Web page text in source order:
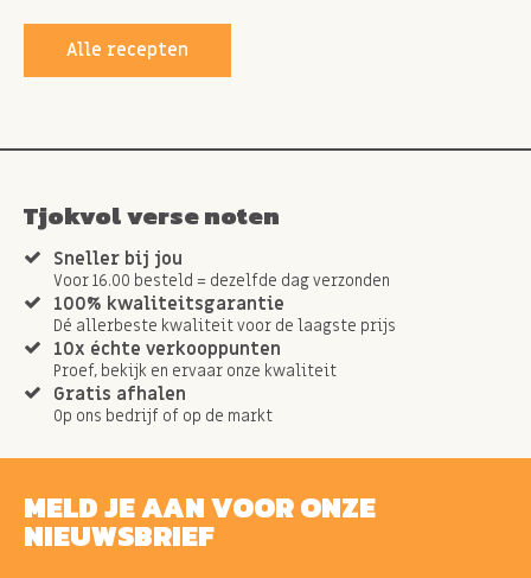
Alle recepten
Tjokvol verse noten
Sneller bij jou
Voor 16.00 besteld = dezelfde dag verzonden
100% kwaliteitsgarantie
Dé allerbeste kwaliteit voor de laagste prijs
10x échte verkooppunten
Proef, bekijk en ervaar onze kwaliteit
Gratis afhalen
Op ons bedrijf of op de markt
MELD JE AAN VOOR ONZE
NIEUWSBRIEF